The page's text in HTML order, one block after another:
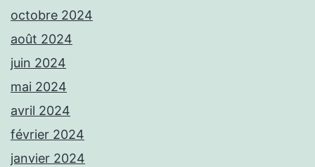
octobre 2024
août 2024
juin 2024
mai 2024
avril 2024
février 2024
janvier 2024